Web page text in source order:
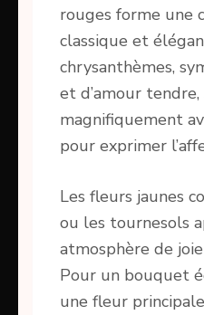
rouges forme une
classique et
chrysanthèmes,
et d’amour
magnifiquement
pour exprimer
Les fleurs jaunes
ou les tournesols
atmosphère de
Pour un bouquet
une fleur